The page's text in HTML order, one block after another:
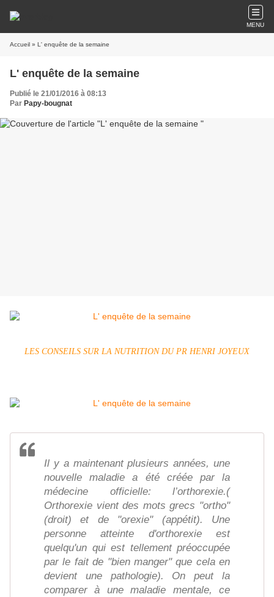
MENU
Accueil » L' enquête de la semaine
L' enquête de la semaine
Publié le 21/01/2016 à 08:13
Par Papy-bougnat
LES CONSEILS SUR LA NUTRITION DU PR HENRI JOYEUX
Il y a maintenant plusieurs années, une
nouvelle maladie a été créée par la
médecine officielle: l’orthorexie.(
Orthorexie vient des mots grecs "ortho"
(droit) et de "orexie" (appétit). Une
personne atteinte d'orthorexie est
quelqu'un qui est tellement préoccupée
par le fait de "bien manger" que cela en
devient une pathologie). On peut la
comparer à une maladie mentale, ce